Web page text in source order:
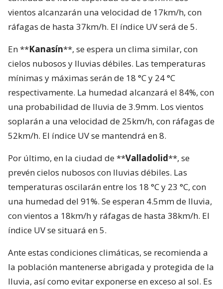
vientos alcanzarán una velocidad de 17km/h, con
ráfagas de hasta 37km/h. El índice UV será de 5.
En **Kanasín**, se espera un clima similar, con
cielos nubosos y lluvias débiles. Las temperaturas
mínimas y máximas serán de 18 °C y 24 °C
respectivamente. La humedad alcanzará el 84%, con
una probabilidad de lluvia de 3.9mm. Los vientos
soplarán a una velocidad de 25km/h, con ráfagas de
52km/h. El índice UV se mantendrá en 8.
Por último, en la ciudad de **Valladolid**, se
prevén cielos nubosos con lluvias débiles. Las
temperaturas oscilarán entre los 18 °C y 23 °C, con
una humedad del 91%. Se esperan 4.5mm de lluvia,
con vientos a 18km/h y ráfagas de hasta 38km/h. El
índice UV se situará en 5.
Ante estas condiciones climáticas, se recomienda a
la población mantenerse abrigada y protegida de la
lluvia, así como evitar exponerse en exceso al sol. Es